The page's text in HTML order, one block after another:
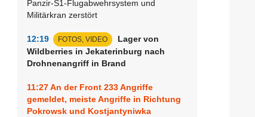
Panzir-S1-Flugabwehrsystem und
Militärkran zerstört
12:19 FOTOS, VIDEO
Lager von
Wildberries in Jekaterinburg nach
Drohnenangriff in Brand
11:27An der Front 233 Angriffe
gemeldet, meiste Angriffe in Richtung
Pokrowsk und Kostjantyniwka